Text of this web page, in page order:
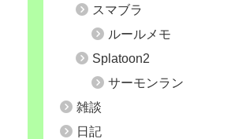
スマブラ
ルールメモ
Splatoon2
サーモンラン
雑談
日記